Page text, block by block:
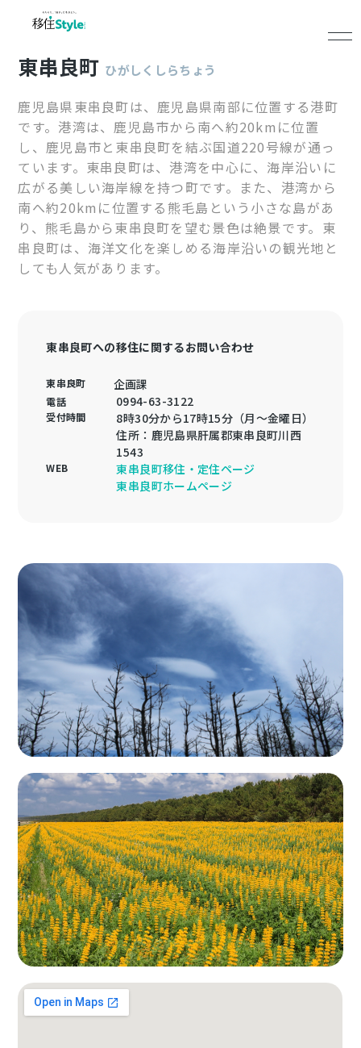
東串良町 ひがしくしらちょう
鹿児島県東串良町は、鹿児島県南部に位置する港町
です。港湾は、鹿児島市から南へ約20kmに位置
し、鹿児島市と東串良町を結ぶ国道220号線が通っ
ています。東串良町は、港湾を中心に、海岸沿いに
広がる美しい海岸線を持つ町です。また、港湾から
南へ約20kmに位置する熊毛島という小さな島があ
り、熊毛島から東串良町を望む景色は絶景です。東
串良町は、海洋文化を楽しめる海岸沿いの観光地と
しても人気があります。
東串良町への移住に関するお問い合わせ
東串良町 企画課
電話 0994-63-3122
受付時間
8時30分から17時15分（月～金曜日）
住所：鹿児島県肝属郡東串良町川西
1543
WEB
東串良町移住・定住ページ
東串良町ホームページ